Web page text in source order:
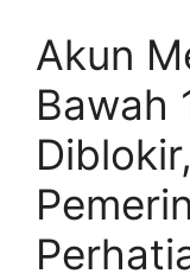
Akun
Bawah